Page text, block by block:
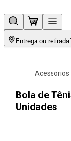
Entrega ou
acessórios
Bola de
Unidades